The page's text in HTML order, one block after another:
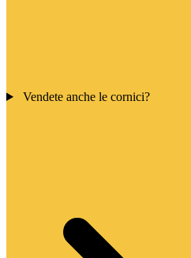
Vendete anche le cornici?